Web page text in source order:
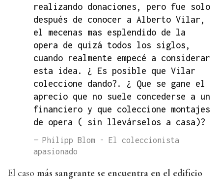
realizando donaciones, pero fue solo
después de conocer a Alberto Vilar,
el mecenas mas esplendido de la
opera de quizá todos los siglos,
cuando realmente empecé a considerar
esta idea. ¿ Es posible que Vilar
coleccione dando?. ¿ Que se gane el
aprecio que no suele concederse a un
financiero y que coleccione montajes
de opera ( sin llevárselos a casa)?
— Philipp Blom - El coleccionista
apasionado
El caso más sangrante se encuentra en el edificio